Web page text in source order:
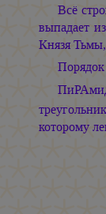
Всё
выпадает
Князя Тьмы,
которому